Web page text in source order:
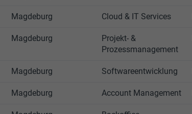
Magdeburg Cloud & IT Services
Magdeburg
Projekt- &
Prozessmanagement
Magdeburg Softwareentwicklung
Magdeburg Account Management